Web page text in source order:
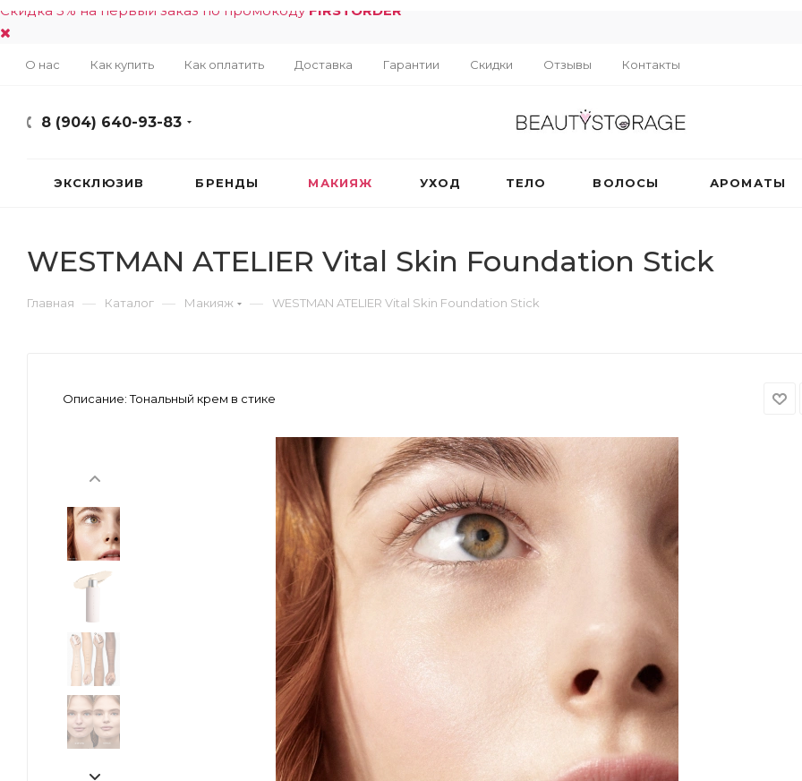
Скидка 5% на первый заказ по промокоду FIRSTORDER
О нас Как купить Как оплатить Доставка Гарантии Скидки Отзывы Контакты
8 (904) 640-93-83
ЭКСКЛЮЗИВ БРЕНДЫ МАКИЯЖ УХОД ТЕЛО ВОЛОСЫ АРОМАТЫ
WESTMAN ATELIER Vital Skin Foundation Stick
Главная — Каталог — Макияж — WESTMAN ATELIER Vital Skin Foundation Stick
Описание: Тональный крем в стике